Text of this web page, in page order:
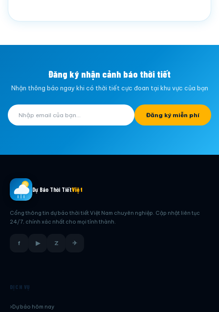
Đăng ký nhận cảnh báo thời tiết
Nhận thông báo ngay khi có thời tiết cực đoan tại khu vực của bạn
Đăng ký miễn phí
Dự Báo Thời TiếtViệt
Cổng thông tin dự báo thời tiết Việt Nam chuyên nghiệp. Cập nhật liên tục
24/7, chính xác nhất cho mọi tỉnh thành.
f ▶ Z ✈
DỊCH VỤ
Dự báo hôm nay